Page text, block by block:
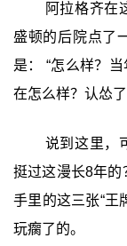
阿拉格齐在
盛顿的后院点了
是： “怎么样？
在怎么样？认怂
说到这里，
挺过这漫长8年的
手里的这三张“王
玩瘸了的。